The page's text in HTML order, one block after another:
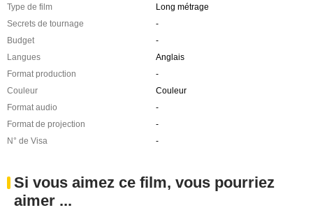
Type de film
Long métrage
Secrets de tournage
-
Budget
-
Langues
Anglais
Format production
-
Couleur
Couleur
Format audio
-
Format de projection
-
N° de Visa
-
Si vous aimez ce film, vous pourriez
aimer ...